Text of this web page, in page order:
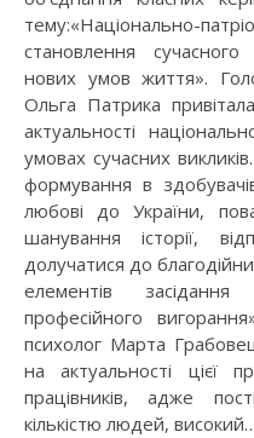
тему:«Національно-
становлення
нових умов життя».
Ольга Патрика
актуальності
умовах сучасних
формування в
любові до України,
шанування історії,
долучатися до
елементів
професійного
психолог Марта
на актуальності цієї
працівників, адже
кількістю людей,